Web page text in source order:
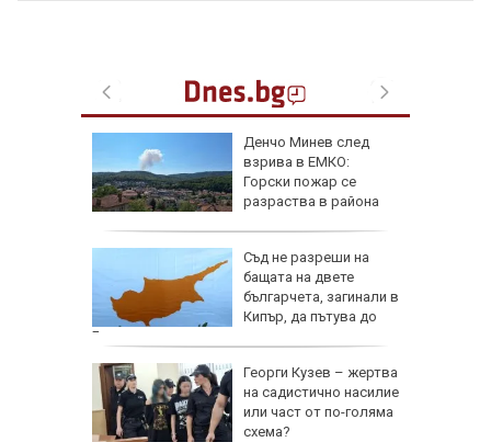
Денчо Минев след
взрива в ЕМКО:
Горски пожар се
разраства в района
Съд не разреши на
бащата на двете
българчета, загинали в
Кипър, да пътува до
България
Георги Кузев – жертва
на садистично насилие
или част от по-голяма
схема?